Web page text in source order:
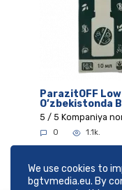
We use cookies to
bgtvmedia.eu. By
ParazitOFF
O’zbekistonda
5 / 5 Kompaniya
0 1.1k.